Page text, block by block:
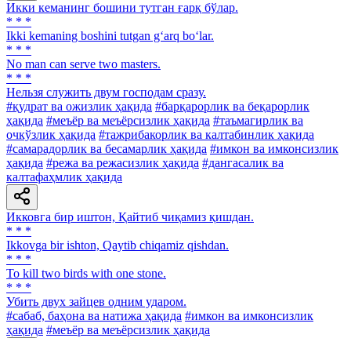
Икки кеманинг бошини тутган ғарқ бўлар.
* * *
Ikki kemaning boshini tutgan g‘arq bo‘lar.
* * *
No man can serve two masters.
* * *
Нельзя служить двум господам сразу.
#қудрат ва ожизлик ҳақида #барқарорлик ва беқарорлик
ҳақида #меъёр ва меъёрсизлик ҳақида #таъмагирлик ва
очкўзлик ҳақида #тажрибакорлик ва калтабинлик ҳақида
#самарадорлик ва бесамарлик ҳақида #имкон ва имконсизлик
ҳақида #режа ва режасизлик ҳақида #дангасалик ва
калтафаҳмлик ҳақида
Икковга бир иштон, Қайтиб чиқамиз қишдан.
* * *
Ikkovga bir ishton, Qaytib chiqamiz qishdan.
* * *
To kill two birds with one stone.
* * *
Убить двух зайцев одним ударом.
#сабаб, баҳона ва натижа ҳақида #имкон ва имконсизлик
ҳақида #меъёр ва меъёрсизлик ҳақида